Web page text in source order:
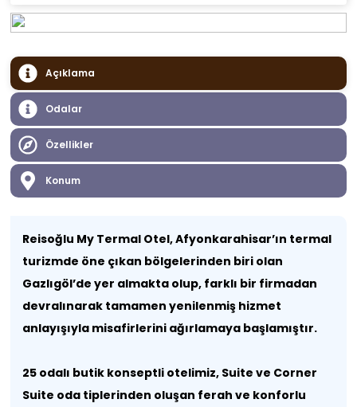
Açıklama
Odalar
Özellikler
Konum
Reisoğlu My Termal Otel, Afyonkarahisar’ın termal
turizmde öne çıkan bölgelerinden biri olan
Gazlıgöl’de yer almakta olup, farklı bir firmadan
devralınarak tamamen yenilenmiş hizmet
anlayışıyla misafirlerini ağırlamaya başlamıştır.
25 odalı butik konseptli otelimiz, Suite ve Corner
Suite oda tiplerinden oluşan ferah ve konforlu